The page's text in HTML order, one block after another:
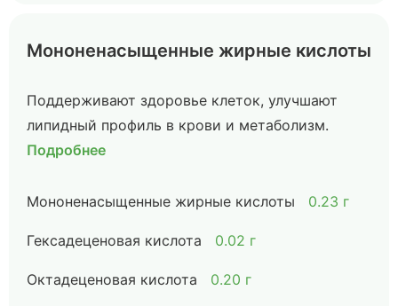
Мононенасыщенные жирные кислоты
Поддерживают здоровье клеток, улучшают
липидный профиль в крови и метаболизм.
Подробнее
Мононенасыщенные жирные кислоты 0.23 г
Гексадеценовая кислота 0.02 г
Октадеценовая кислота 0.20 г